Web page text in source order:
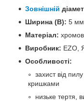
Зовнішній
Ширина (B): 5 мм
Матеріал:
Виробник: EZO,
Особливості:
захист від
кришками
низьке тертя,